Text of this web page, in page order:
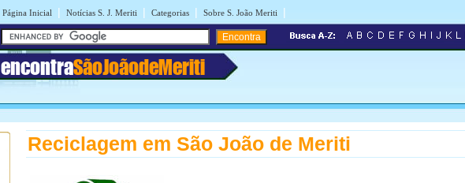
Página Inicial | Notícias S. J. Meriti | Categorias | Sobre S. João Meriti |
encontraSãoJoãodeMeriti
Reciclagem em São João de Meriti